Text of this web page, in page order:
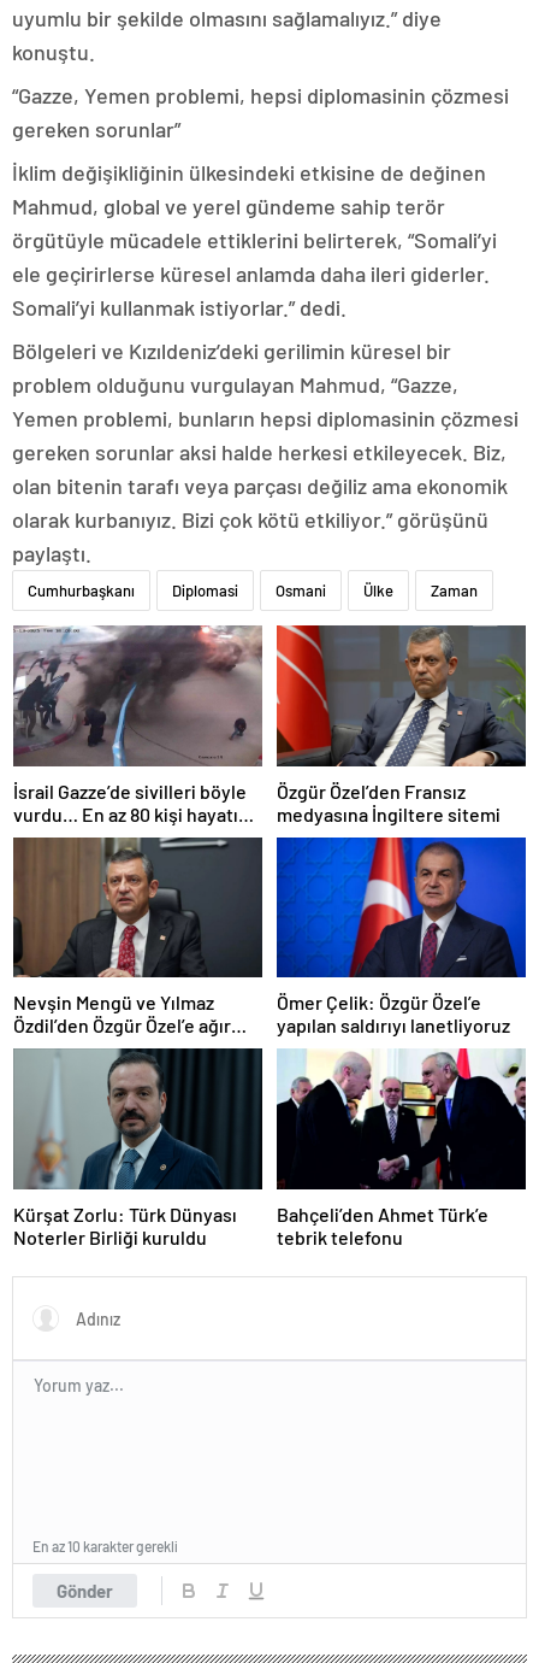
uyumlu bir şekilde olmasını sağlamalıyız.” diye
konuştu.
“Gazze, Yemen problemi, hepsi diplomasinin çözmesi
gereken sorunlar”
İklim değişikliğinin ülkesindeki etkisine de değinen
Mahmud, global ve yerel gündeme sahip terör
örgütüyle mücadele ettiklerini belirterek, “Somali’yi
ele geçirirlerse küresel anlamda daha ileri giderler.
Somali’yi kullanmak istiyorlar.” dedi.
Bölgeleri ve Kızıldeniz’deki gerilimin küresel bir
problem olduğunu vurgulayan Mahmud, “Gazze,
Yemen problemi, bunların hepsi diplomasinin çözmesi
gereken sorunlar aksi halde herkesi etkileyecek. Biz,
olan bitenin tarafı veya parçası değiliz ama ekonomik
olarak kurbanıyız. Bizi çok kötü etkiliyor.” görüşünü
paylaştı.
Cumhurbaşkanı Diplomasi Osmani Ülke Zaman
İsrail Gazze’de sivilleri böyle
vurdu… En az 80 kişi hayatını
kaybetti
Özgür Özel’den Fransız
medyasına İngiltere sitemi
Nevşin Mengü ve Yılmaz
Özdil’den Özgür Özel’e ağır
eleştiriler
Ömer Çelik: Özgür Özel’e
yapılan saldırıyı lanetliyoruz
Kürşat Zorlu: Türk Dünyası
Noterler Birliği kuruldu
Bahçeli’den Ahmet Türk’e
tebrik telefonu
Gönder
En az 10 karakter gerekli